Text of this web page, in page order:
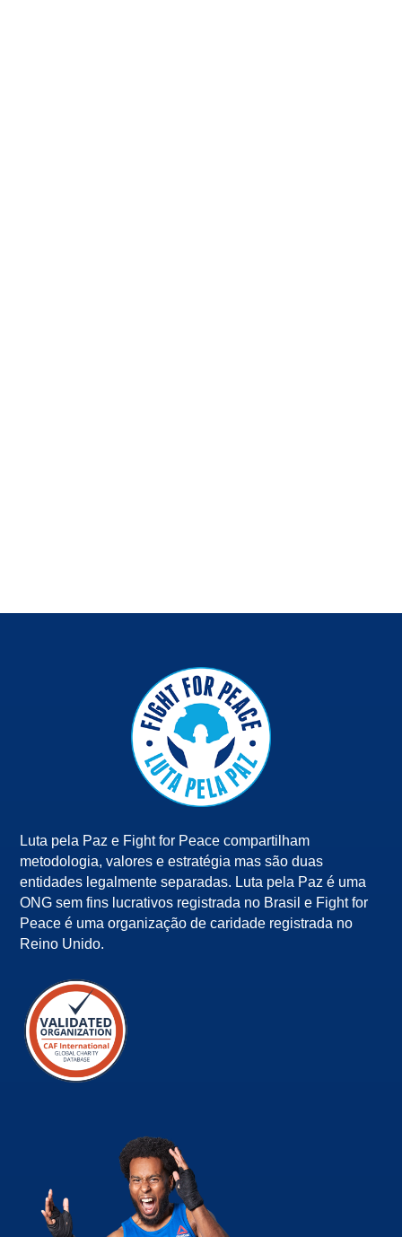
Luta pela Paz e Fight for Peace compartilham
metodologia, valores e estratégia mas são duas
entidades legalmente separadas. Luta pela Paz é uma
ONG sem fins lucrativos registrada no Brasil e Fight for
Peace é uma organização de caridade registrada no
Reino Unido.